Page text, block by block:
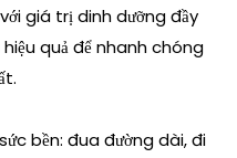
giá trị dinh dưỡng đầy
quả để nhanh chóng
bền: đua đường dài, đi